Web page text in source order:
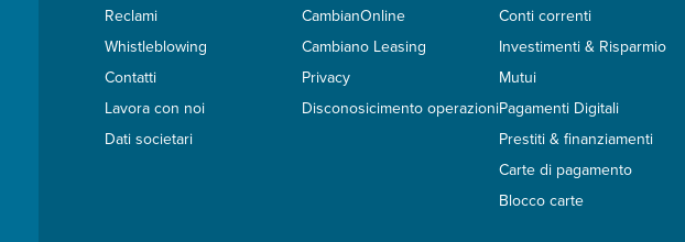
Reclami
Whistleblowing
Contatti
Lavora con noi
Dati societari
CambianOnline
Cambiano Leasing
Privacy
Disconosicimento operazioni
Conti correnti
Investimenti & Risparmio
Mutui
Pagamenti Digitali
Prestiti & finanziamenti
Carte di pagamento
Blocco carte